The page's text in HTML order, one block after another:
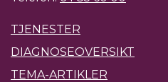
TJENESTER
DIAGNOSEOVERSIKT
TEMA-ARTIKLER